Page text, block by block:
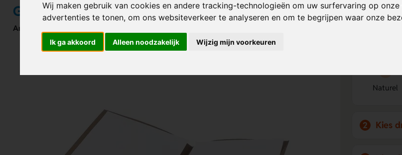
Wij maken gebruik van cookies en andere tracking-technologieën om uw surfervaring op
advertenties te tonen, om ons websiteverkeer te analyseren en om te begrijpen waar onze
Ik ga akkoord Alleen noodzakelijk Wijzig mijn voorkeuren
Gerecycelde Papieren Documentenmap
Artikelnummer:
Bereken
Naturel
2 Kies